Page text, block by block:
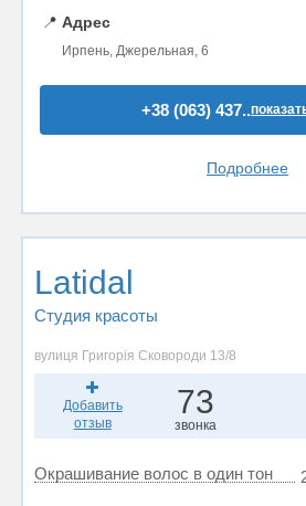
📍 Адрес
Ирпень, Джерельная, 6
+38 (063) 437..
Подробнее
Latidal
Студия красоты
вулиця Григорія Сковороди 13/8
Добавить
отзыв
73
звонка
Окрашивание волос в один тон